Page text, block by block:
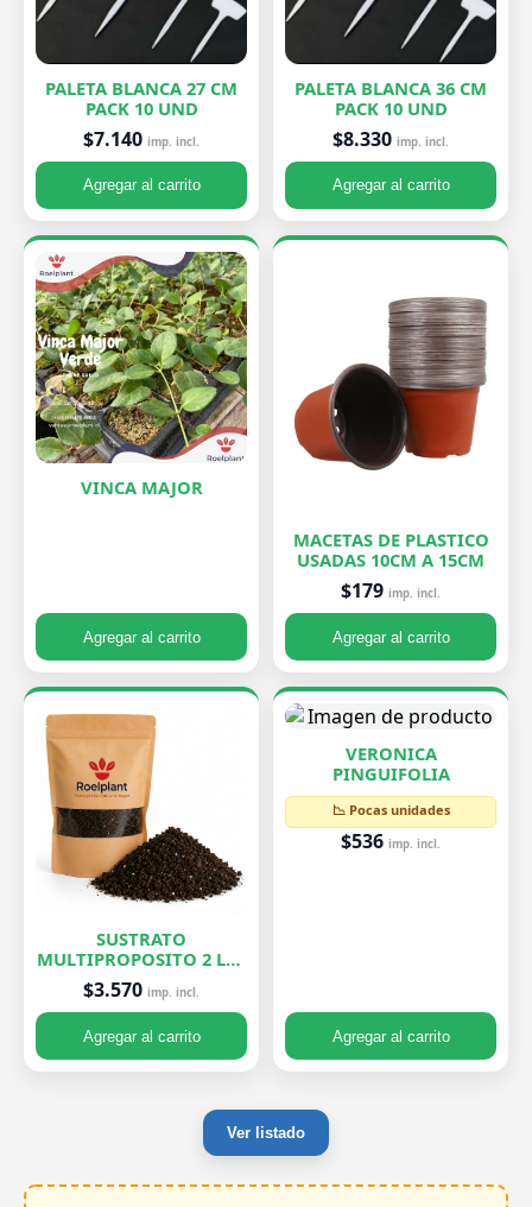
PALETA BLANCA 27 CM
PACK 10 UND
$7.140 imp. incl.
Agregar al carrito
PALETA BLANCA 36 CM
PACK 10 UND
$8.330 imp. incl.
Agregar al carrito
VINCA MAJOR
Agregar al carrito
MACETAS DE PLASTICO
USADAS 10CM A 15CM
$179 imp. incl.
Agregar al carrito
SUSTRATO
MULTIPROPOSITO 2 LTS
ROELPLANT
$3.570 imp. incl.
Agregar al carrito
VERONICA
PINGUIFOLIA
📉 Pocas unidades
$536 imp. incl.
Agregar al carrito
Ver listado